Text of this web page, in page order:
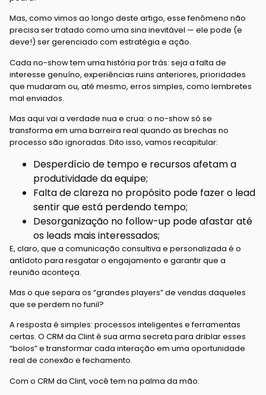
Mas, como vimos ao longo deste artigo, esse fenômeno não
precisa ser tratado como uma sina inevitável — ele pode (e
deve!) ser gerenciado com estratégia e ação.
Cada no-show tem uma história por trás: seja a falta de
interesse genuíno, experiências ruins anteriores, prioridades
que mudaram ou, até mesmo, erros simples, como lembretes
mal enviados.
Mas aqui vai a verdade nua e crua: o no-show só se
transforma em uma barreira real quando as brechas no
processo são ignoradas. Dito isso, vamos recapitular:
Desperdício de tempo e recursos afetam a
produtividade da equipe;
Falta de clareza no propósito pode fazer o lead
sentir que está perdendo tempo;
Desorganização no follow-up pode afastar até
os leads mais interessados;
E, claro, que a comunicação consultiva e personalizada é o
antídoto para resgatar o engajamento e garantir que a
reunião aconteça.
Mas o que separa os “grandes players” de vendas daqueles
que se perdem no funil?
A resposta é simples: processos inteligentes e ferramentas
certas. O CRM da Clint é sua arma secreta para driblar esses
“bolos” e transformar cada interação em uma oportunidade
real de conexão e fechamento.
Com o CRM da Clint, você tem na palma da mão: